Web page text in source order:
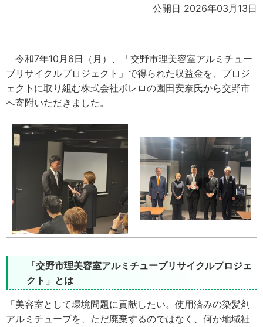
公開日 2026年03月13日
令和7年10月6日（月）、「交野市理美容室アルミチュー
ブリサイクルプロジェクト」で得られた収益金を、プロジ
ェクトに取り組む株式会社ボレロの園田安奈氏から交野市
へ寄附いただきました。
「交野市理美容室アルミチューブリサイクルプロジェ
クト」とは
「美容室として環境問題に貢献したい。使用済みの染髪剤
アルミチューブを、ただ廃棄するのではなく、何か地域社